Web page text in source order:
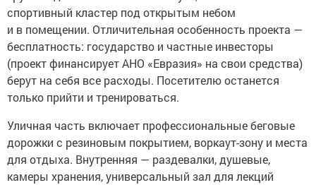
спортивный кластер под открытым небом
и в помещении. Отличительная особенность проекта —
бесплатность: государство и частные инвесторы
(проект финансирует АНО «Евразия» на свои средства)
берут на себя все расходы. Посетителю останется
только прийти и тренироваться.
Уличная часть включает профессиональные беговые
дорожки с резиновым покрытием, воркаут-зону и места
для отдыха. Внутренняя — раздевалки, душевые,
камеры хранения, универсальный зал для лекций